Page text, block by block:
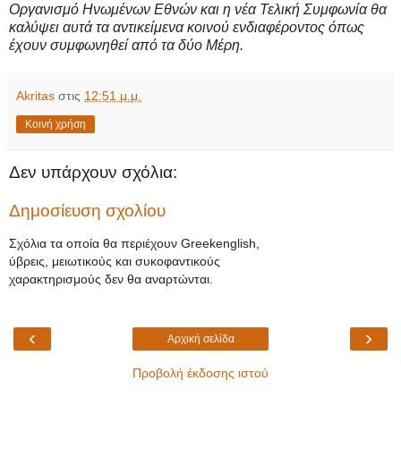
Οργανισμό Ηνωμένων Εθνών και η νέα Τελική Συμφωνία θα
καλύψει αυτά τα αντικείμενα κοινού ενδιαφέροντος όπως
έχουν συμφωνηθεί από τα δύο Μέρη.
Akritas στις 12:51 μ.μ.
Κοινή χρήση
Δεν υπάρχουν σχόλια:
Δημοσίευση σχολίου
Σχόλια τα οποία θα περιέχουν Greekenglish,
ύβρεις, μειωτικούς και συκοφαντικούς
χαρακτηρισμούς δεν θα αναρτώνται.
‹ ›
Αρχική σελίδα
Προβολή έκδοσης ιστού